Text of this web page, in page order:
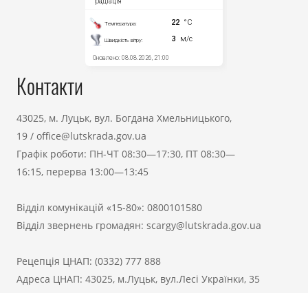
Контакти
43025, м. Луцьк, вул. Богдана Хмельницького,
19 / office@lutskrada.gov.ua
Графік роботи: ПН-ЧТ 08:30—17:30, ПТ 08:30—
16:15, перерва 13:00—13:45
Відділ комунікацій «15-80»: 0800101580
Відділ звернень громадян: scargy@lutskrada.gov.ua
Рецепція ЦНАП: (0332) 777 888
Адреса ЦНАП: 43025, м.Луцьк, вул.Лесі Українки, 35